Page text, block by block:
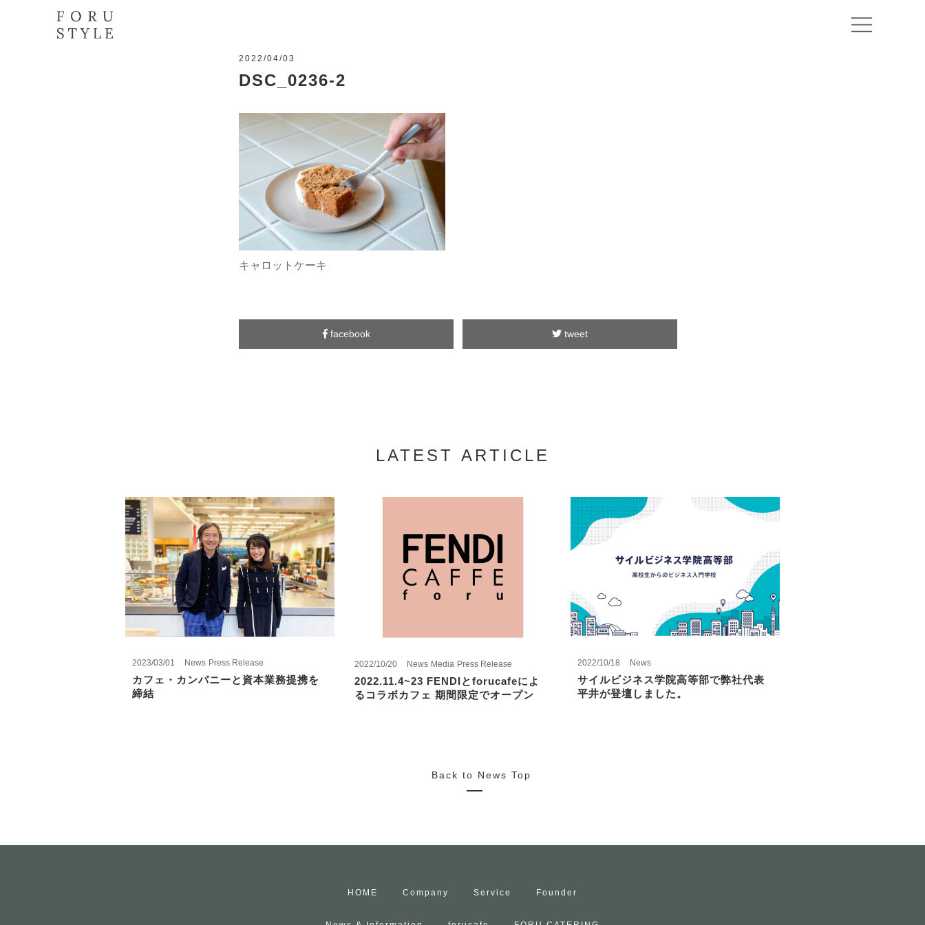
2022/04/03
DSC_0236-2
キャロットケーキ
facebook tweet
LATEST ARTICLE
2023/03/01 News Press Release
カフェ・カンパニーと資本業務提携を
締結
2022/10/20 News Media Press Release
2022.11.4~23 FENDIとforucafeによ
るコラボカフェ 期間限定でオープン
2022/10/18 News
サイルビジネス学院高等部で弊社代表
平井が登壇しました。
Back to News Top
HOME Company Service Founder